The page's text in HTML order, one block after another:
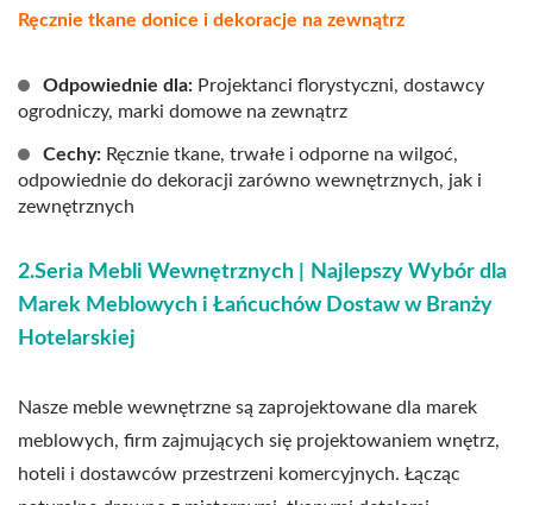
Ręcznie tkane donice i dekoracje na zewnątrz
Odpowiednie dla: Projektanci florystyczni, dostawcy
ogrodniczy, marki domowe na zewnątrz
Cechy: Ręcznie tkane, trwałe i odporne na wilgoć,
odpowiednie do dekoracji zarówno wewnętrznych, jak i
zewnętrznych
2.Seria Mebli Wewnętrznych |
Najlepszy Wybór dla
Marek Meblowych i Łańcuchów Dostaw w Branży
Hotelarskiej
Nasze meble wewnętrzne są zaprojektowane dla marek
meblowych, firm zajmujących się projektowaniem wnętrz,
hoteli i dostawców przestrzeni komercyjnych. Łącząc